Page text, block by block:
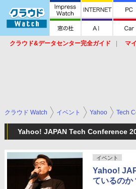
クラウド&データセンター完全ガイド
マ
クラウド Watch イベント Yahoo Tech
Yahoo! JAPAN Tech Conference
イベント
Yahoo!
ているのか